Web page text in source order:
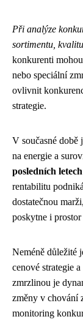
Při analýze
sortimentu,
konkurenti
nebo speciální
ovlivnit
strategie.
V současné době
na energie a
posledních
rentabilitu
dostatečnou
poskytne i
Neméně důležité
cenové strategie
zmrzlinou je
změny v chování
monitoring